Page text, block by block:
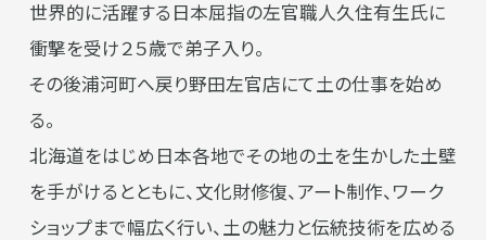
世界的に活躍する日本屈指の左官職人久住有生氏に
衝撃を受け２５歳で弟子入り。
その後浦河町へ戻り野田左官店にて土の仕事を始め
る。
北海道をはじめ日本各地でその地の土を生かした土壁
を手がけるとともに、文化財修復、アート制作、ワーク
ショップまで幅広く行い、土の魅力と伝統技術を広める